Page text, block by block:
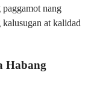
nang
at kalidad
Habang